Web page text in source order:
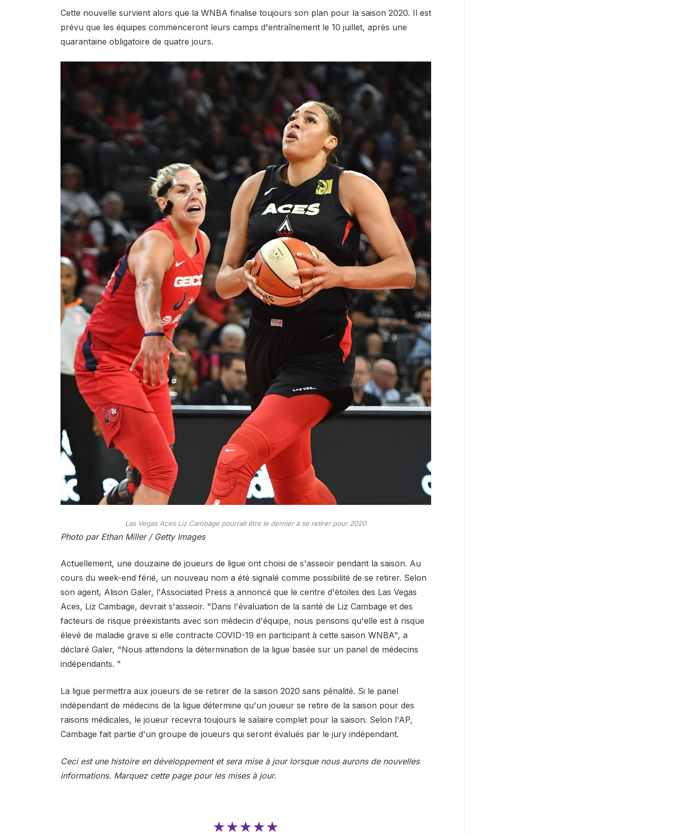
Cette nouvelle survient alors que la WNBA finalise toujours son plan pour la saison 2020. Il est
prévu que les équipes commenceront leurs camps d'entraînement le 10 juillet, après une
quarantaine obligatoire de quatre jours.
Las Vegas Aces Liz Cambage pourrait être le dernier à se retirer pour 2020
Photo par Ethan Miller / Getty Images
Actuellement, une douzaine de joueurs de ligue ont choisi de s'asseoir pendant la saison. Au
cours du week-end férié, un nouveau nom a été signalé comme possibilité de se retirer. Selon
son agent, Alison Galer, l'Associated Press a annoncé que le centre d'étoiles des Las Vegas
Aces, Liz Cambage, devrait s'asseoir. "Dans l'évaluation de la santé de Liz Cambage et des
facteurs de risque préexistants avec son médecin d'équipe, nous pensons qu'elle est à risque
élevé de maladie grave si elle contracte COVID-19 en participant à cette saison WNBA", a
déclaré Galer, "Nous attendons la détermination de la ligue basée sur un panel de médecins
indépendants. "
La ligue permettra aux joueurs de se retirer de la saison 2020 sans pénalité. Si le panel
indépendant de médecins de la ligue détermine qu'un joueur se retire de la saison pour des
raisons médicales, le joueur recevra toujours le salaire complet pour la saison. Selon l'AP,
Cambage fait partie d'un groupe de joueurs qui seront évalués par le jury indépendant.
Ceci est une histoire en développement et sera mise à jour lorsque nous aurons de nouvelles
informations. Marquez cette page pour les mises à jour.
★★★★★